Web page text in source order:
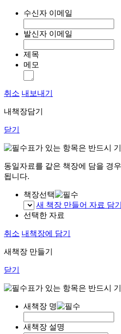
수신자 이메일
발신자 이메일
제목
메모
취소 내보내기
내책장담기
닫기
표가 있는 항목은 반드시
동일자료를 같은 책장에 담을 경
됩니다.
책장선택
새 책장 만들어 자료 담기
선택한 자료
취소 내책장에 담기
새책장 만들기
닫기
표가 있는 항목은 반드시
새책장 명
새책장 설명